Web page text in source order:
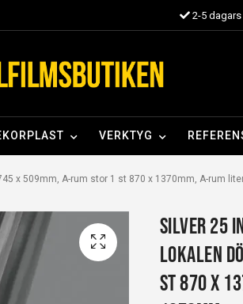
2-5
VERKTYG
x 509mm, A-rum stor 1 st 870 x 1370mm, A-rum
Silver 25
Lokalen
st 870 x